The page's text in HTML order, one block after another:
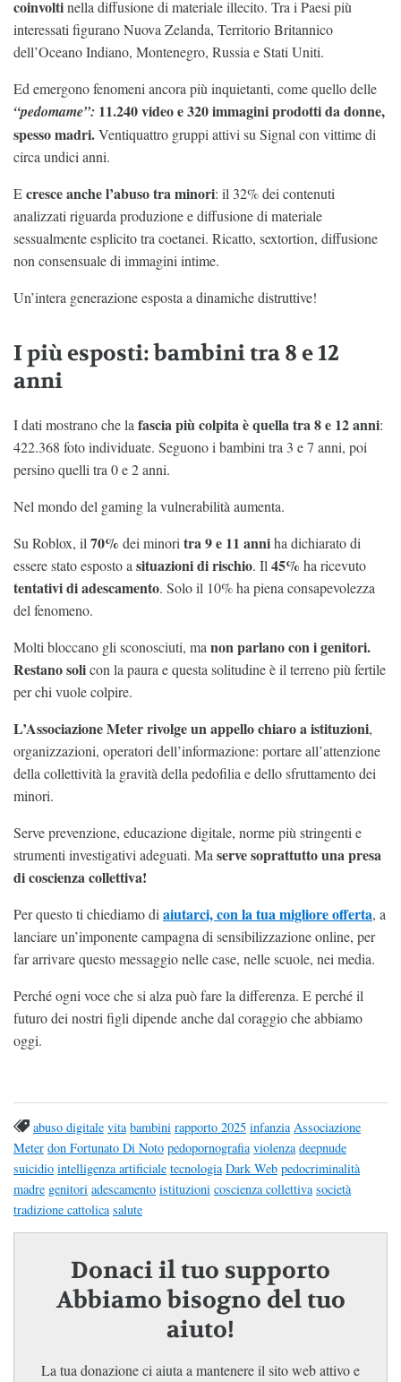
coinvoltinella diffusione di materiale illecito. Tra i Paesi più
interessati figurano Nuova Zelanda, Territorio Britannico
dell’Oceano Indiano, Montenegro, Russia e Stati Uniti.
Ed emergono fenomeni ancora più inquietanti, come quello delle
“pedomame”: 11.240 video e 320 immagini prodotti da donne,
spesso madri.Ventiquattro gruppi attivi su Signal con vittime di
circa undici anni.
Ecresce anche l’abuso tra minori: il 32% dei contenuti
analizzati riguarda produzione e diffusione di materiale
sessualmente esplicito tra coetanei. Ricatto, sextortion, diffusione
non consensuale di immagini intime.
Un’intera generazione esposta a dinamiche distruttive!
I più esposti: bambini tra 8 e 12
anni
I dati mostrano che lafascia più colpita è quella tra8 e 12 anni:
422.368 foto individuate. Seguono i bambini tra 3 e 7 anni, poi
persino quelli tra 0 e 2 anni.
Nel mondo del gaming la vulnerabilità aumenta.
Su Roblox, il70% dei minoritra 9 e 11 anniha dichiarato di
essere stato esposto asituazioni di rischio. Il45% ha ricevuto
tentativi di adescamento. Solo il 10% ha piena consapevolezza
del fenomeno.
Molti bloccano gli sconosciuti, manon parlano con i genitori.
Restano solicon la paura e questa solitudine è il terreno più fertile
per chi vuole colpire.
L’Associazione Meter rivolge un appello chiaro a istituzioni,
organizzazioni, operatori dell’informazione: portare all’attenzione
della collettività la gravità della pedofilia e dello sfruttamento dei
minori.
Serve prevenzione, educazione digitale, norme più stringenti e
strumenti investigativi adeguati. Maserve soprattutto una presa
di coscienza collettiva!
Per questo ti chiediamo diaiutarci, con la tua migliore offerta, a
lanciare un’imponente campagna di sensibilizzazione online, per
far arrivare questo messaggio nelle case, nelle scuole, nei media.
Perché ogni voce che si alza può fare la differenza. E perché il
futuro dei nostri figli dipende anche dal coraggio che abbiamo
oggi.
abuso digitale vita bambini rapporto 2025 infanzia Associazione
Meter don Fortunato Di Noto pedopornografia violenza deepnude
suicidio intelligenza artificiale tecnologia Dark Web pedocriminalità
madre genitori adescamento istituzioni coscienza collettiva società
tradizione cattolica salute
Donaci il tuo supporto
Abbiamo bisogno del tuo
aiuto!
La tua donazione ci aiuta a mantenere il sito web attivo e